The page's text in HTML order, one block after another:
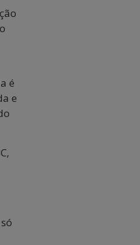
é
e